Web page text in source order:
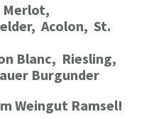
Merlot,
Acolon, St.
Blanc, Riesling,
Burgunder
Weingut Ramsel!